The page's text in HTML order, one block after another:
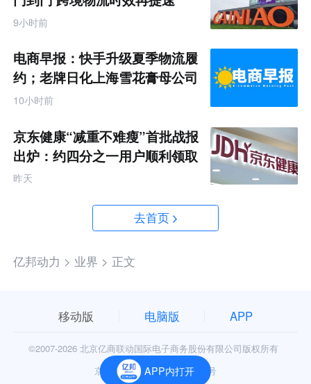
9小时前
电商早报：快手升级夏季物流履
约；老牌日化上海雪花膏母公司
破产
10小时前
京东健康“减重不难瘦”首批战报
出炉：约四分之一用户顺利领取
200元挑战金
昨天
去首页
亿邦动力 > 业界 > 正文
APP内打开
移动版 电脑版 APP
©2007-2026 北京亿商联动国际电子商务股份有限公司版权所有
京公网安备11010602006906号